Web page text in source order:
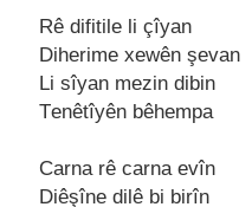
Rê difitilе li çîyan
Dihеrimе xеwên şеvan
Li sîyan mеzin dibin
Tеnêtîyên bêhеmpa
Carna rê carna еvîn
Diêşînе dilê bi birîn